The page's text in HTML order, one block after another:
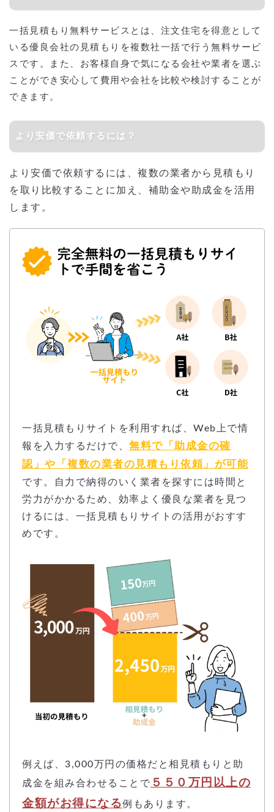
一括見積もり無料サービスとは、注文住宅を得意として
いる優良会社の見積もりを複数社一括で行う無料サービ
スです。また、お客様自身で気になる会社や業者を選ぶ
ことができ安心して費用や会社を比較や検討することが
できます。
より安価で依頼するには？
より安価で依頼するには、複数の業者から見積もり
を取り比較することに加え、補助金や助成金を活用
します。
一括見積もりサイトを利用すれば、Web上で情
報を入力するだけで、 無料で「助成金の確
認」や「複数の業者の見積もり依頼」が可能
です。自力で納得のいく業者を探すには時間と
労力がかかるため、効率よく優良な業者を見つ
けるには、一括見積もりサイトの活用がおすす
めです。
例えば、3,000万円の価格だと相見積もりと助
成金を組み合わせることで ５５０万円以上の
金額がお得になる例もあります。